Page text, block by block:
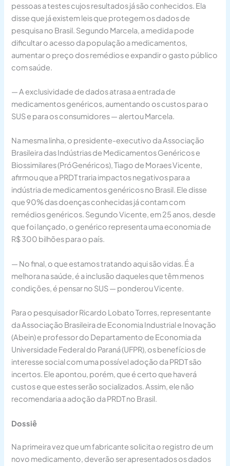
pessoas a testes cujos resultados já são conhecidos. Ela
disse que já existem leis que protegem os dados de
pesquisa no Brasil. Segundo Marcela, a medida pode
dificultar o acesso da população a medicamentos,
aumentar o preço dos remédios e expandir o gasto público
com saúde.
— A exclusividade de dados atrasa a entrada de
medicamentos genéricos, aumentando os custos para o
SUS e para os consumidores — alertou Marcela.
Na mesma linha, o presidente-executivo da Associação
Brasileira das Indústrias de Medicamentos Genéricos e
Biossimilares (PróGenéricos), Tiago de Moraes Vicente,
afirmou que a PRDT traria impactos negativos para a
indústria de medicamentos genéricos no Brasil. Ele disse
que 90% das doenças conhecidas já contam com
remédios genéricos. Segundo Vicente, em 25 anos, desde
que foi lançado, o genérico representa uma economia de
R$ 300 bilhões para o país.
— No final, o que estamos tratando aqui são vidas. É a
melhora na saúde, é a inclusão daqueles que têm menos
condições, é pensar no SUS — ponderou Vicente.
Para o pesquisador Ricardo Lobato Torres, representante
da Associação Brasileira de Economia Industrial e Inovação
(Abein) e professor do Departamento de Economia da
Universidade Federal do Paraná (UFPR), os benefícios de
interesse social com uma possível adoção da PRDT são
incertos. Ele apontou, porém, que é certo que haverá
custos e que estes serão socializados. Assim, ele não
recomendaria a adoção da PRDT no Brasil.
Dossiê
Na primeira vez que um fabricante solicita o registro de um
novo medicamento, deverão ser apresentados os dados